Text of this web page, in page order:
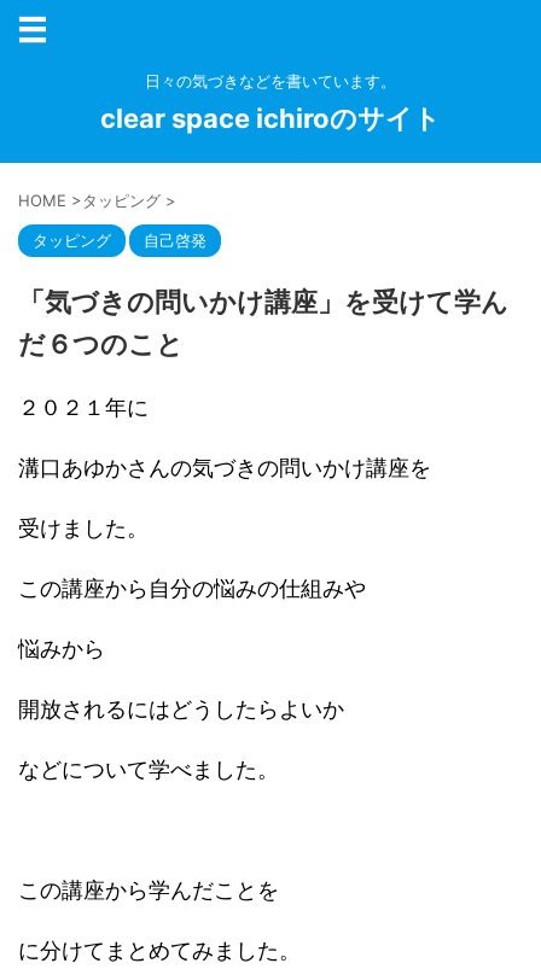
日々の気づきなどを書いています。
clear space ichiroのサイト
HOME >タッピング >
タッピング 自己啓発
「気づきの問いかけ講座」を受けて学ん
だ６つのこと
２０２１年に
溝口あゆかさんの気づきの問いかけ講座を
受けました。
この講座から自分の悩みの仕組みや
悩みから
開放されるにはどうしたらよいか
などについて学べました。
この講座から学んだことを
に分けてまとめてみました。